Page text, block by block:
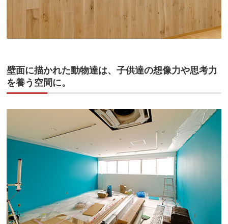
壁面に描かれた動物達は、子供達の想像力や思考力
を養う空間に。